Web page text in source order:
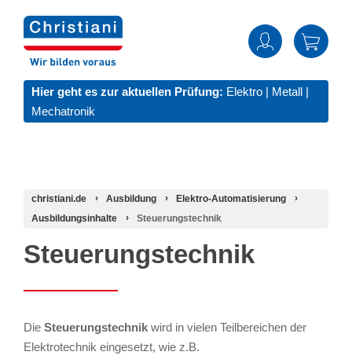
Hier geht es zur aktuellen Prüfung: Elektro | Metall |
Mechatronik
christiani.de Ausbildung
Elektro-Automatisierung
Ausbildungsinhalte
Steuerungstechnik
Steuerungstechnik
DieSteuerungstechnikwird in vielen Teilbereichen der
Elektrotechnik eingesetzt, wie z.B.